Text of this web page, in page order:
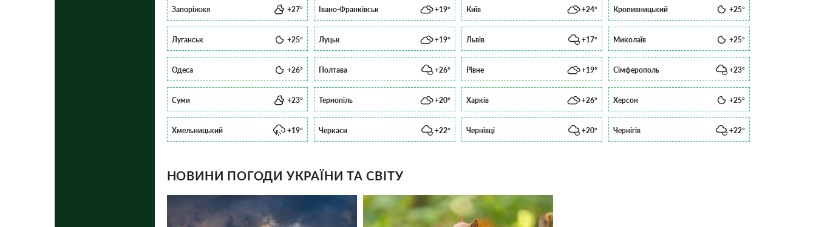
Запоріжжя +27° Івано-Франківськ +19° Київ +24° Кропивницький +25°
Луганськ +25° Луцьк +19° Львів +17° Миколаїв +25°
Одеса +26° Полтава +26° Рівне +19° Сімферополь +23°
Суми +23° Тернопіль +20° Харків +26° Херсон +25°
Хмельницький +19° Черкаси +22° Чернівці +20° Чернігів +22°
НОВИНИ ПОГОДИ УКРАЇНИ ТА СВІТУ